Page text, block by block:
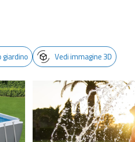
giardino Vedi immagine 3D